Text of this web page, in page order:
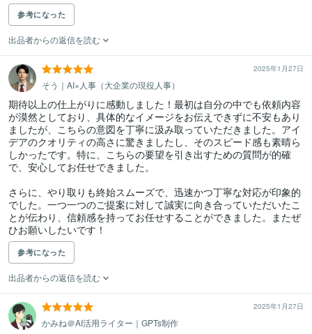
参考になった
出品者からの返信を読む
2025年1月27日
そう｜AI×人事（大企業の現役人事）
期待以上の仕上がりに感動しました！最初は自分の中でも依頼内容
が漠然としており、具体的なイメージをお伝えできずに不安もあり
ましたが、こちらの意図を丁寧に汲み取っていただきました。アイ
デアのクオリティの高さに驚きましたし、そのスピード感も素晴ら
しかったです。特に、こちらの要望を引き出すための質問が的確
で、安心してお任せできました。
さらに、やり取りも終始スムーズで、迅速かつ丁寧な対応が印象的
でした。一つ一つのご提案に対して誠実に向き合っていただいたこ
とが伝わり、信頼感を持ってお任せすることができました。またぜ
ひお願いしたいです！
参考になった
出品者からの返信を読む
2025年1月27日
かみね＠AI活用ライター｜GPTs制作